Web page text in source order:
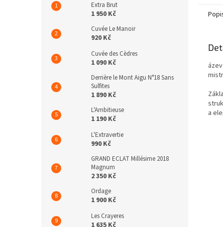
Extra Brut
1 950 Kč
Cuvée Le Manoir
920 Kč
Cuvée des Cèdres
1 090 Kč
Derrière le Mont Aigu N°18 Sans
Sulfites
1 890 Kč
L'Ambitieuse
1 190 Kč
L'Extravertie
990 Kč
GRAND ECLAT Millésime 2018
Magnum
2 350 Kč
Ordage
1 900 Kč
Les Crayeres
1 635 Kč
a